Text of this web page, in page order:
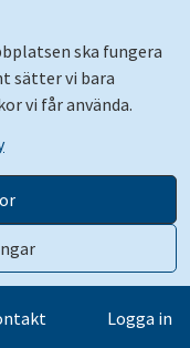
ska fungera
sätter vi bara
vi får använda.
Logga in